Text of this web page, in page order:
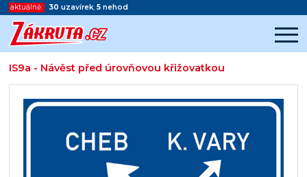
aktuálně: 30 uzavírek, 5 nehod
IS9a - Návěst před úrovňovou křižovatkou
Začátek reklamy
Konec reklamy